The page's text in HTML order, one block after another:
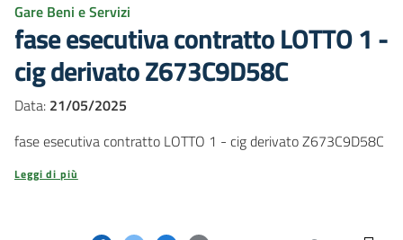
Gare Beni e Servizi
fase esecutiva contratto LOTTO 1 -
cig derivato Z673C9D58C
Data: 21/05/2025
fase esecutiva contratto LOTTO 1 - cig derivato Z673C9D58C
Leggi di più